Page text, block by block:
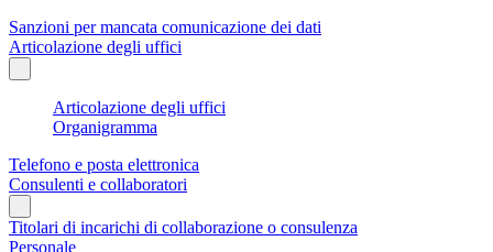
Sanzioni per mancata comunicazione dei dati
Articolazione degli uffici
Articolazione degli uffici
Organigramma
Telefono e posta elettronica
Consulenti e collaboratori
Titolari di incarichi di collaborazione o consulenza
Personale